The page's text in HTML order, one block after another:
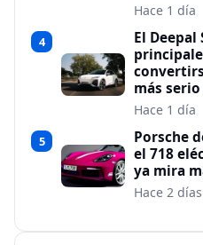
Hace 1 día
4
El Deepal
más serio
Hace 1 día
5
Porsche
el 718
ya mira
Hace 2 días